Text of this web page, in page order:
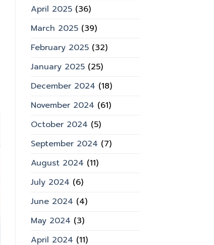
April 2025(36)
March 2025(39)
February 2025(32)
January 2025(25)
December 2024 (18)
November 2024 (61)
October 2024 (5)
September 2024 (7)
August 2024 (11)
July 2024 (6)
June 2024 (4)
May 2024 (3)
April 2024 (11)